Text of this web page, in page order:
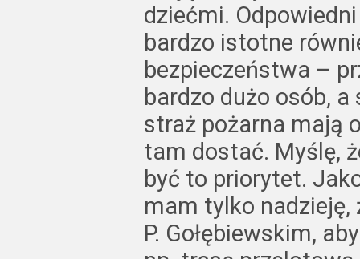
dziećmi.
bardzo istotne
bezpieczeństwa –
bardzo dużo osób, a
straż pożarna mają
tam dostać. Myślę,
być to priorytet.
mam tylko nadzieję,
P. Gołębiewskim,